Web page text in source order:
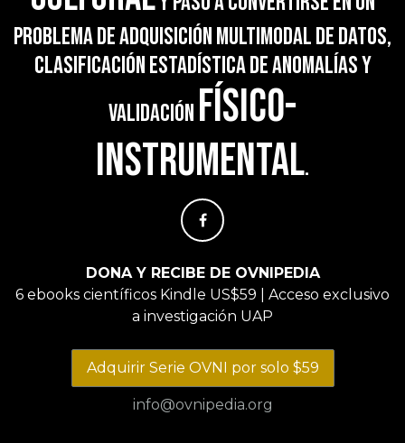
problema de adquisición multimodal de datos,
clasificación estadística de anomalías y
validación físico-
instrumental.
DONA Y RECIBE DE OVNIPEDIA
6 ebooks científicos Kindle US$59 | Acceso exclusivo
a investigación UAP
Adquirir Serie OVNI por solo $59
info@ovnipedia.org